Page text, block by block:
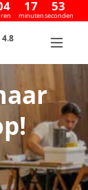
17
minuten
51
seconden
4.8